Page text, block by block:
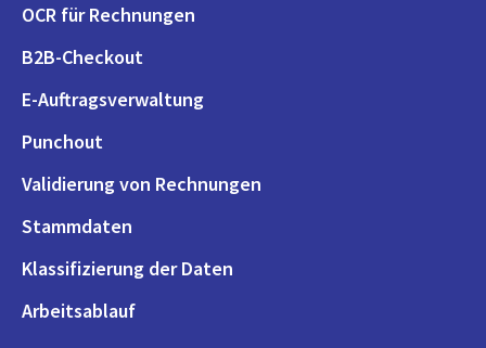
OCR für Rechnungen
B2B-Checkout
E-Auftragsverwaltung
Punchout
Validierung von Rechnungen
Stammdaten
Klassifizierung der Daten
Arbeitsablauf